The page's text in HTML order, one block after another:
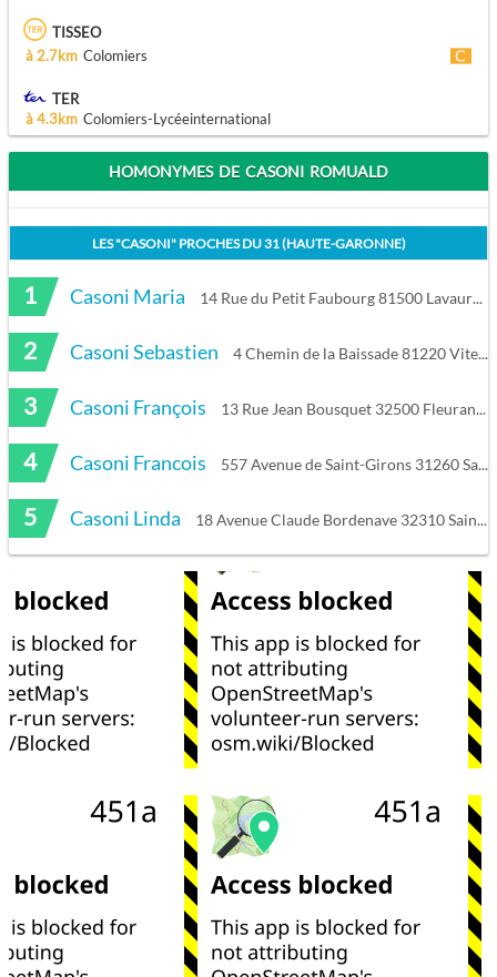
TISSEO
à 2.7km Colomiers
TER
à 4.3km Colomiers-Lycéeinternational
HOMONYMES DE CASONI ROMUALD
LES "CASONI" PROCHES DU31 (HAUTE-GARONNE)
1 Casoni Maria 14 Rue du Petit Faubourg 81500 Lavaur
2 Casoni Sebastien 4 Chemin de la Baissade 81220 Viterbe
3 Casoni François 13 Rue Jean Bousquet 32500 Fleurance
4 Casoni Francois 557 Avenue de Saint-Girons 31260 Salies-du-Salat
5 Casoni Linda 18 Avenue Claude Bordenave 32310 Saint-Puy